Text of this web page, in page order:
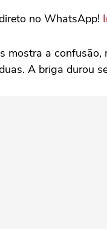
no WhatsApp!
mostra a
A briga durou